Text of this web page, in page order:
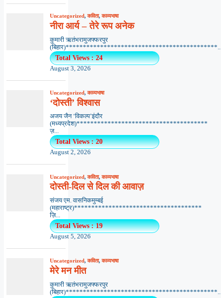
Uncategorized,कविता,काव्यभाषा
नीरा आर्य – तेरे रूप अनेक
कुमारी ऋतंभरामुजफ्फरपुर
Total Views : 24
August 3, 2026
Uncategorized,काव्यभाषा
‘दोस्ती’ विश्वास
अजय जैन ‘विकल्प’इंदौर
(मध्यप्रदेश)**************************************
ज़...
Total Views : 20
August 2, 2026
Uncategorized,कविता,काव्यभाषा
दोस्ती-दिल से दिल की आवाज़
संजय एम. वासनिकमुम्बई
(महाराष्ट्र)*************************************
ज़ि...
Total Views : 19
August 5, 2026
Uncategorized,कविता,काव्यभाषा
मेरे मन मीत
कुमारी ऋतंभरामुजफ्फरपुर